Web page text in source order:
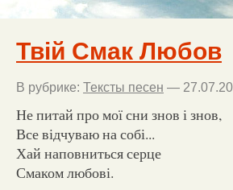
Твій Смак Любов
В рубрике: Тексты песен —
Не питай про мої сни знов і знов,
Все відчуваю на собі...
Хай наповниться серце
Смаком любові.